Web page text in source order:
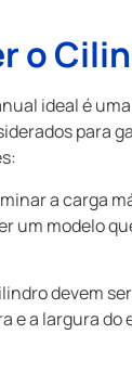
o
ideal é
para
a carga
um modelo
devem
e a largura